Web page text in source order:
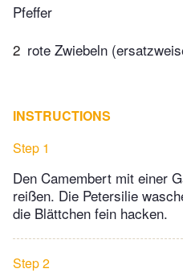
Pfeffer
2 rote Zwiebeln
INSTRUCTIONS
Step 1
Den Camembert mit einer
reißen. Die Petersilie
die Blättchen fein hacken.
Step 2